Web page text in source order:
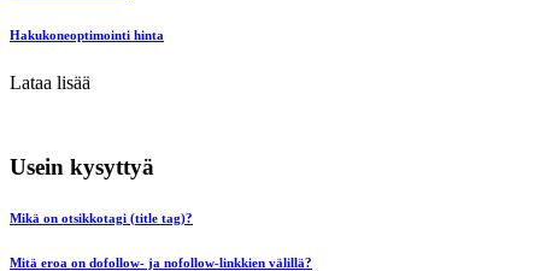
Hakukoneoptimointi hinta
Lataa lisää
Usein kysyttyä
Mikä on otsikkotagi (title tag)?
Mitä eroa on dofollow- ja nofollow-linkkien välillä?